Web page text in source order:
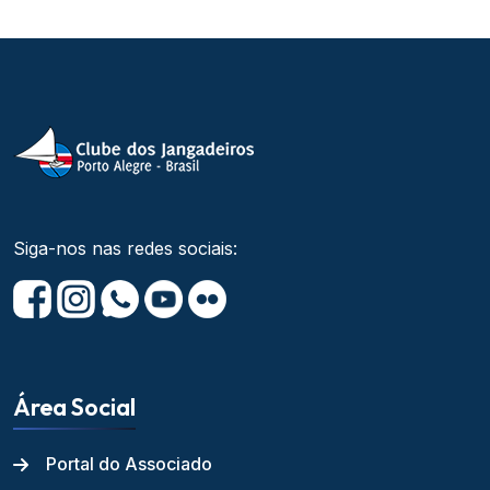
Siga-nos nas redes sociais:
Área Social
Portal do Associado